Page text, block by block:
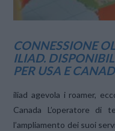
CONNESSIONE
ILIAD.
PER USA E
iliad agevola i roamer,
Canada L’operatore di
l’ampliamento dei suoi